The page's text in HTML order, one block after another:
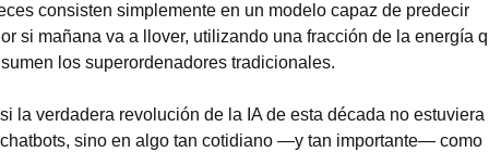
consisten simplemente en un modelo capaz de predecir
si mañana va a llover, utilizando una fracción de la energía
los superordenadores tradicionales.
la verdadera revolución de la IA de esta década no estuviera
sino en algo tan cotidiano —y tan importante— como